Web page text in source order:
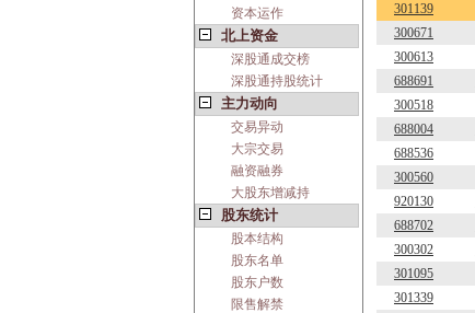
资本运作
北上资金
深股通成交榜
深股通持股统计
主力动向
交易异动
大宗交易
融资融券
大股东增减持
股东统计
股本结构
股东名单
股东户数
限售解禁
301139
300671
300613
688691
300518
688004
688536
300560
920130
688702
300302
301095
301339